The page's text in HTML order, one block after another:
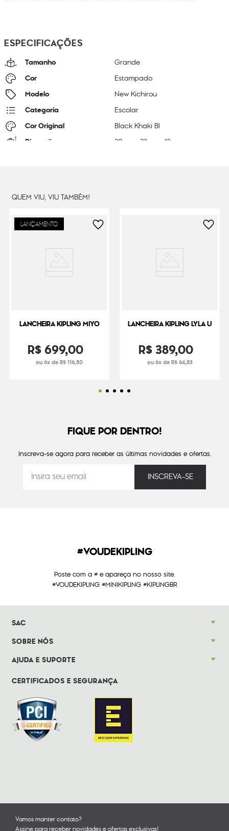
ESPECIFICAÇÕES
Tamanho Grande
Cor Estampado
Modelo New Kichirou
Categoria Escolar
Cor Original Black Khaki Bl
Dimensões 20 23 12
QUEM VIU, VIU TAMBÉM!
LANÇAMENTO
LANCHEIRA KIPLING MIYO
R$699,00
ou 6x de R$ 116,50
LANCHEIRA KIPLING LYLA U
R$389,00
ou 6x de R$ 64,83
FIQUE POR DENTRO!
Inscreva-se agora para receber as últimas novidades e ofertas.
#VOUDEKIPLING
Poste com a # e apareça no nosso site.
#VOUDEKIPLING #MINIKIPLING #KIPLINGBR
SAC
SOBRE NÓS
AJUDA E SUPORTE
CERTIFICADOS E SEGURANÇA
Vamos manter contato?